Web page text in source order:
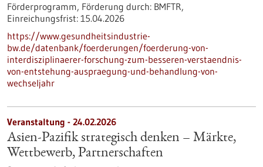
Förderprogramm, Förderung durch: BMFTR,
Einreichungsfrist: 15.04.2026
https://www.gesundheitsindustrie-
bw.de/datenbank/foerderungen/foerderung-von-
interdisziplinaerer-forschung-zum-besseren-verstaendnis-
von-entstehung-auspraegung-und-behandlung-von-
wechseljahr
Veranstaltung - 24.02.2026
Asien-Pazifik strategisch denken – Märkte,
Wettbewerb, Partnerschaften